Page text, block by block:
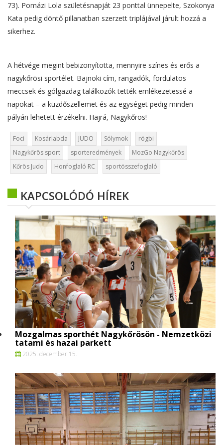
73). Pomázi Lola születésnapját 23 ponttal ünnepelte, Szokonya
Kata pedig döntő pillanatban szerzett triplájával járult hozzá a
sikerhez.
A hétvége megint bebizonyította, mennyire színes és erős a
nagykőrösi sportélet. Bajnoki cím, rangadók, fordulatos
meccsek és gólgazdag találkozók tették emlékezetessé a
napokat – a küzdőszellemet és az egységet pedig minden
pályán lehetett érzékelni. Hajrá, Nagykőrös!
Foci Kosárlabda JUDO Sólymok
rögbi
Nagykőrös sport
sporteredmények
MozGo Nagykőrös
Kőrös Judo
Honfoglaló RC sportösszefoglaló
KAPCSOLÓDÓ HÍREK
Mozgalmas sporthét Nagykőrösön - Nemzetközi
tatami és hazai parkett
2025. december 15.